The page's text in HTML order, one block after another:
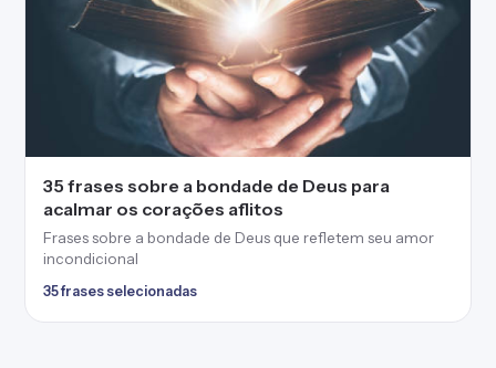
35 frases sobre a bondade de Deus para
acalmar os corações aflitos
Frases sobre a bondade de Deus que refletem seu amor
incondicional
35 frases selecionadas